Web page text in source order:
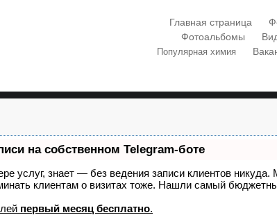
Главная страница
Фотоальбомы
Популярная химия
на собственном Telegram-боте
услуг, знает — без ведения записи клиентов
клиентам о визитах тоже. Нашли самый
первый месяц бесплатно.